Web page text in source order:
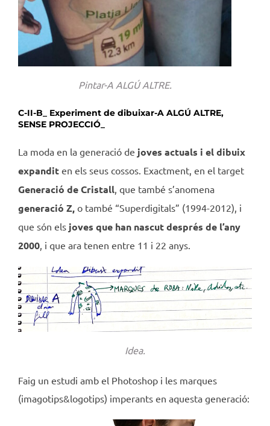
Pintar-A ALGÚ ALTRE.
C-II-B_ Experiment de dibuixar-A ALGÚ ALTRE,
SENSE PROJECCIÓ_
La moda en la generació de joves actuals i el dibuix
expandit en els seus cossos. Exactment, en el target
Generació de Cristall , que també s’anomena
generació Z, o també “Superdigitals” (1994-2012), i
que són els joves que han nascut després de l’any
2000 , i que ara tenen entre 11 i 22 anys.
Idea.
Faig un estudi amb el Photoshop i les marques
(imagotips&logotips) imperants en aquesta generació: